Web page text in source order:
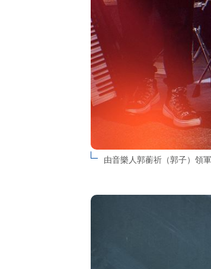
由音樂人郭蘅祈（郭子）領